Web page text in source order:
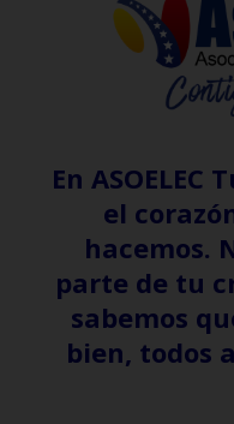
En
el
hacemos.
parte de tu
sabemos
bien, todos